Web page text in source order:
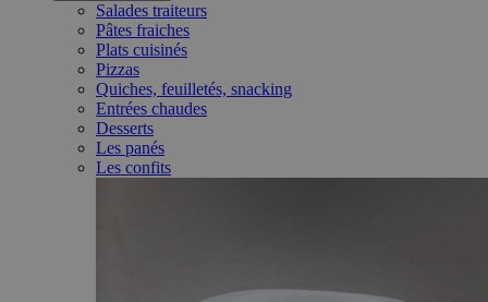
Salades traiteurs
Pâtes fraiches
Plats cuisinés
Pizzas
Quiches, feuilletés, snacking
Entrées chaudes
Desserts
Les panés
Les confits